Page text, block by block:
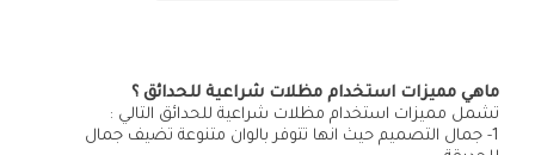
ماهي مميزات استخدام مظلات شراعية للحدائق ؟
تشمل مميزات استخدام مظلات شراعية للحدائق التالي :
1- جمال التصميم حيث انها تتوفر بالوان متنوعة تضيف جمال